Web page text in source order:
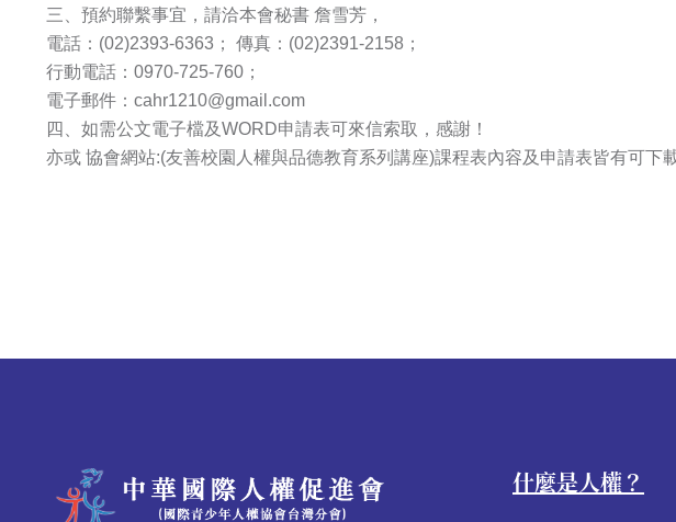
三、預約聯繫事宜，請洽本會秘書 詹雪芳，
電話：(02)2393-6363； 傳真：(02)2391-2158；
行動電話：0970-725-760；
電子郵件：cahr1210@gmail.com
四、如需公文電子檔及WORD申請表可來信索取，感謝！
亦或 協會網站:(友善校園人權與品德教育系列講座)課程表內容及申請表皆有可下載
什麼是人權？